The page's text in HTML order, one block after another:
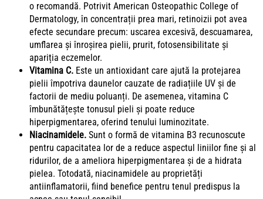
o recomandă. Potrivit American Osteopathic College of
Dermatology, în concentrații prea mari, retinoizii pot avea
efecte secundare precum: uscarea excesivă, descuamarea,
umflarea și înroșirea pielii, prurit, fotosensibilitate și
apariția eczemelor.
Vitamina C. Este un antioxidant care ajută la protejarea
pielii împotriva daunelor cauzate de radiațiile UV și de
factorii de mediu poluanți. De asemenea, vitamina C
îmbunătățește tonusul pieli și poate reduce
hiperpigmentarea, oferind tenului luminozitate.
Niacinamidele. Sunt o formă de vitamina B3 recunoscute
pentru capacitatea lor de a reduce aspectul liniilor fine și al
ridurilor, de a ameliora hiperpigmentarea și de a hidrata
pielea. Totodată, niacinamidele au proprietăți
antiinflamatorii, fiind benefice pentru tenul predispus la